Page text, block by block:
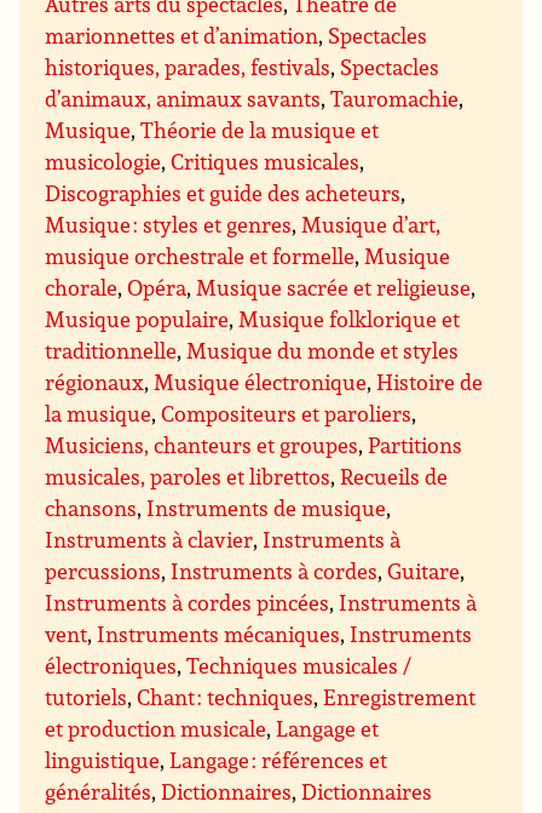
marionnettes et d’animation, Spectacles
historiques, parades, festivals, Spectacles
d’animaux, animaux savants,Tauromachie,
Musique,Théorie de la musique et
musicologie,Critiques musicales,
Discographies et guide des acheteurs,
Musique : styles et genres,Musique d’art,
musique orchestrale et formelle,Musique
chorale,Opéra,Musique sacrée et religieuse,
Musique populaire,Musique folklorique et
traditionnelle,Musique du monde et styles
régionaux,Musique électronique,Histoire de
la musique,Compositeurs et paroliers,
Musiciens, chanteurs et groupes,Partitions
musicales, paroles et librettos,Recueils de
chansons, Instruments de musique,
Instruments à clavier, Instruments à
percussions, Instruments à cordes,Guitare,
Instruments à cordes pincées, Instruments à
vent, Instruments mécaniques, Instruments
électroniques,Techniques musicales /
tutoriels,Chant : techniques,Enregistrement
et production musicale,Langage et
linguistique,Langage : références et
généralités,Dictionnaires,Dictionnaires